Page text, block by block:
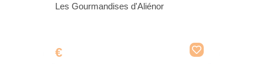
Les Gourmandises d'Aliénor
€